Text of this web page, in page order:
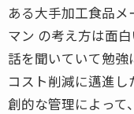
ある大手加工食品
マン の考え方は面白
話を聞いていて勉強
コスト削減に邁進
創的な管理によって